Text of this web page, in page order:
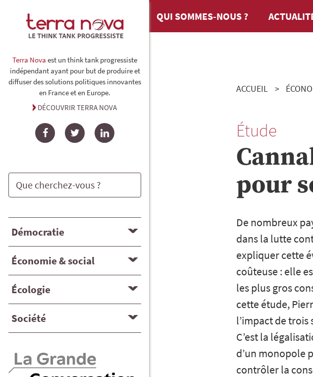
Terra Nova est un think tank progressiste
indépendant ayant pour but de produire et
diffuser des solutions politiques innovantes
en France et en Europe.
DÉCOUVRIR TERRA NOVA
FacebookTwitterLinkedIn
Démocratie
Économie & social
Écologie
Société
QUI SOMMES-NOUS ?
ACCUEIL
Étude
pour
De nombreux
dans la lutte
expliquer cette
coûteuse : elle
les plus gros
cette étude,
l’impact de
C’est la
d’un monopole
contrôler la